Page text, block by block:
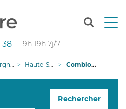
T
n
38 — 9h-19h 7j/7
Alpes Haute-Savoie Combloux
Rechercher